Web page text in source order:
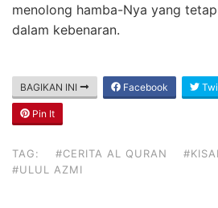
menolong hamba-Nya yang
dalam kebenaran.
BAGIKAN INI Facebook
Pin It
TAG: #CERITA AL QURAN
#ULUL AZMI